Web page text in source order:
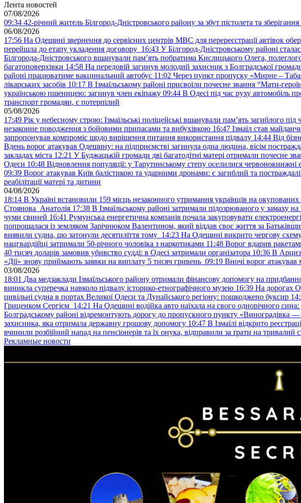
Лента новостей
07/08/2026
09:34 42-річний житель Білгород-Дністровського району за збут пістолета та
06/08/2026
17:56 На Одещині звернення до сервісних центрів МВС для перереєстрації автівок
перейшла до етапу укладення договору 16:43 У Білгород-Дністровському районі
Білгорода-Дністровського вшанували пам’ять побратима Кислицького Олега,
багатоповерхівки 14:58 На передовій загинув молодий захисник з Болградської
районі працюватиме вакцинальний автобус 11:02 Через пункт пропуску «Мирне –
лікарських засобів 10:17 В Ізмаїльському районі присвоїли почесне звання “Мати-
українською пшеницею: загинув член екіпажу 09:44 В Одесі під час руху автомобіль
транспорт громадян, є потерпілий
05/08/2026
17:49 Рік у небесному строю: Ізмаїльські поліцейські вшанували пам’ять загиблого
незаконне поводження з бойовими припасами та вибухівкою 16:47 Ізмаїл став
запропонував компроміс щодо вирішення питання використання підвалу 14:44 Від
Вдень ворог атакував Одещину: на підприємстві загинула одна людина, вісім
закладах міста 12:21 У Буджацькій громади дві багатодітні матері отримали почесне
Одеси 10:48 Відновлення популяції: у Тарутинському степу оселилися червонокнижні
09:39 Ворог атакував Київ балістикою та ударними дронами: є загиблий та постраждалі
реабілітації матері та дитини
04/08/2026
18:14 В Україні встановили 159 місць незаконного утримання українців на окупованих
Стоянова Анатолія 17:38 В Ізмаїльському районі затримали підозрюваного у замаху на
чуми свиней 16:41 Румунська енергетична компанія почала закуповувати
попрощалася із земляком Зарічнюком Валентином, який віддав своє життя за
виявили судна, що затонули десятиліття тому 14:23 На Одещині викрито чергову
нацгвардійці затримали 50-річного чоловіка з наркотиками 11:48 Ворог вдарив
40 тисяч доларів замовив убивство судді: в Одесі затримали організатора 10:36 В
«Дії» знову приймають заявки на виплату 5 тисяч гривень 09:19 Вночі ворог атакував
03/08/2026
18:01 Два медзаклади Ізмаїльського району отримали фінансову допомогу на
виникла суперечка навколо підвалу історико-етнографічного музею 16:39 На дорогах
цивільні судна в портах Великої Одеси та Дунайського регіону: пошкоджено буксир
Гриценком Сергієм 14:21 На Одещині водійка авто наїхала на свого однорічного сина:
Болградському районі відремонтують дорогу до пропускного пункту «Виноградівка
захисника, яка отримала державну грошову допомогу 10:47 В Ізмаїлі відкрито
вчинили розбійний напад на пенсіонерів та їх онука, відправили за ґрати на тривалий
Рекламные новости